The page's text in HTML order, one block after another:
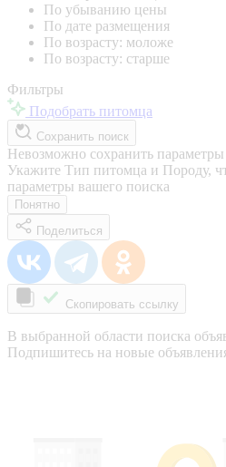
По убыванию цены
По дате размещения
По возрасту: моложе
По возрасту: старше
Фильтры
Подобрать питомца
Сохранить поиск
Невозможно сохранить параметры
Укажите Тип питомца и Породу,
параметры вашего поиска
Понятно
Поделиться
Скопировать ссылку
В выбранной области поиска
Подпишитесь на новые